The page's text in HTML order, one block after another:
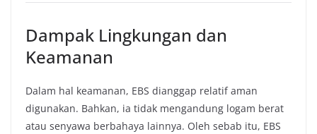
Dampak Lingkungan dan
Keamanan
Dalam hal keamanan, EBS dianggap relatif aman
digunakan. Bahkan, ia tidak mengandung logam berat
atau senyawa berbahaya lainnya. Oleh sebab itu, EBS